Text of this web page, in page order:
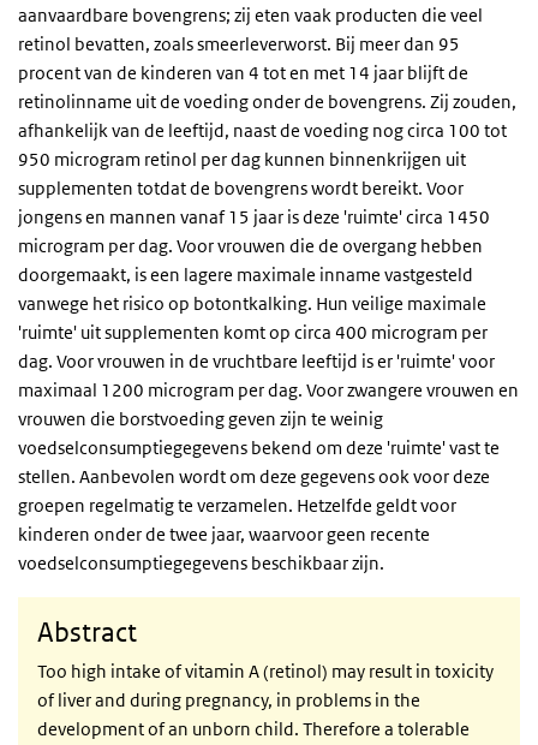
aanvaardbare bovengrens; zij eten vaak producten die veel
retinol bevatten, zoals smeerleverworst. Bij meer dan 95
procent van de kinderen van 4 tot en met 14 jaar blijft de
retinolinname uit de voeding onder de bovengrens. Zij zouden,
afhankelijk van de leeftijd, naast de voeding nog circa 100 tot
950 microgram retinol per dag kunnen binnenkrijgen uit
supplementen totdat de bovengrens wordt bereikt. Voor
jongens en mannen vanaf 15 jaar is deze 'ruimte' circa 1450
microgram per dag. Voor vrouwen die de overgang hebben
doorgemaakt, is een lagere maximale inname vastgesteld
vanwege het risico op botontkalking. Hun veilige maximale
'ruimte' uit supplementen komt op circa 400 microgram per
dag. Voor vrouwen in de vruchtbare leeftijd is er 'ruimte' voor
maximaal 1200 microgram per dag. Voor zwangere vrouwen en
vrouwen die borstvoeding geven zijn te weinig
voedselconsumptiegegevens bekend om deze 'ruimte' vast te
stellen. Aanbevolen wordt om deze gegevens ook voor deze
groepen regelmatig te verzamelen. Hetzelfde geldt voor
kinderen onder de twee jaar, waarvoor geen recente
voedselconsumptiegegevens beschikbaar zijn.
Abstract
Too high intake of vitamin A (retinol) may result in toxicity
of liver and during pregnancy, in problems in the
development of an unborn child. Therefore a tolerable